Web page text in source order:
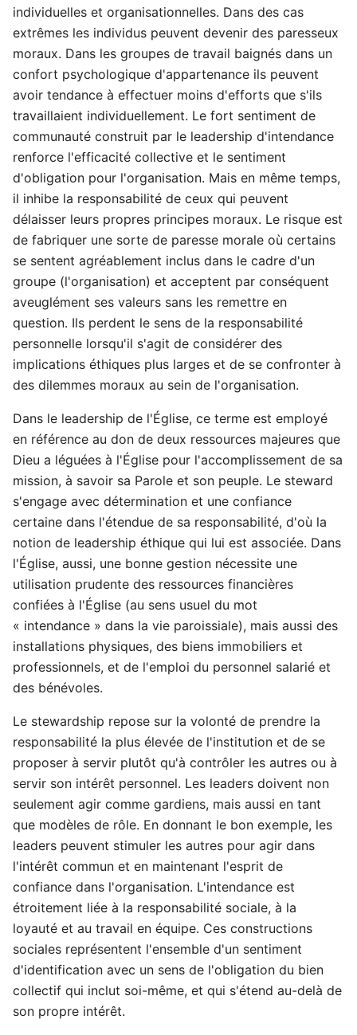
individuelles et organisationnelles. Dans des cas
extrêmes les individus peuvent devenir des paresseux
moraux. Dans les groupes de travail baignés dans un
confort psychologique d'appartenance ils peuvent
avoir tendance à effectuer moins d'efforts que s'ils
travaillaient individuellement. Le fort sentiment de
communauté construit par le leadership d'intendance
renforce l'efficacité collective et le sentiment
d'obligation pour l'organisation. Mais en même temps,
il inhibe la responsabilité de ceux qui peuvent
délaisser leurs propres principes moraux. Le risque est
de fabriquer une sorte de paresse morale où certains
se sentent agréablement inclus dans le cadre d'un
groupe (l'organisation) et acceptent par conséquent
aveuglément ses valeurs sans les remettre en
question. Ils perdent le sens de la responsabilité
personnelle lorsqu'il s'agit de considérer des
implications éthiques plus larges et de se confronter à
des dilemmes moraux au sein de l'organisation.
Dans le leadership de l'Église, ce terme est employé
en référence au don de deux ressources majeures que
Dieu a léguées à l'Église pour l'accomplissement de sa
mission, à savoir sa Parole et son peuple. Le steward
s'engage avec détermination et une confiance
certaine dans l'étendue de sa responsabilité, d'où la
notion de leadership éthique qui lui est associée. Dans
l'Église, aussi, une bonne gestion nécessite une
utilisation prudente des ressources financières
confiées à l'Église (au sens usuel du mot
« intendance » dans la vie paroissiale), mais aussi des
installations physiques, des biens immobiliers et
professionnels, et de l'emploi du personnel salarié et
des bénévoles.
Le stewardship repose sur la volonté de prendre la
responsabilité la plus élevée de l'institution et de se
proposer à servir plutôt qu'à contrôler les autres ou à
servir son intérêt personnel. Les leaders doivent non
seulement agir comme gardiens, mais aussi en tant
que modèles de rôle. En donnant le bon exemple, les
leaders peuvent stimuler les autres pour agir dans
l'intérêt commun et en maintenant l'esprit de
confiance dans l'organisation. L'intendance est
étroitement liée à la responsabilité sociale, à la
loyauté et au travail en équipe. Ces constructions
sociales représentent l'ensemble d'un sentiment
d'identification avec un sens de l'obligation du bien
collectif qui inclut soi-même, et qui s'étend au-delà de
son propre intérêt.